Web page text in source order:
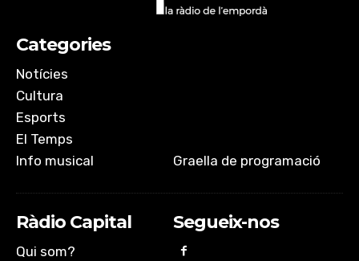
Categories
Notícies
Cultura
Esports
El Temps
Info musical
Graella de programació
Ràdio Capital
Qui som?
Segueix-nos